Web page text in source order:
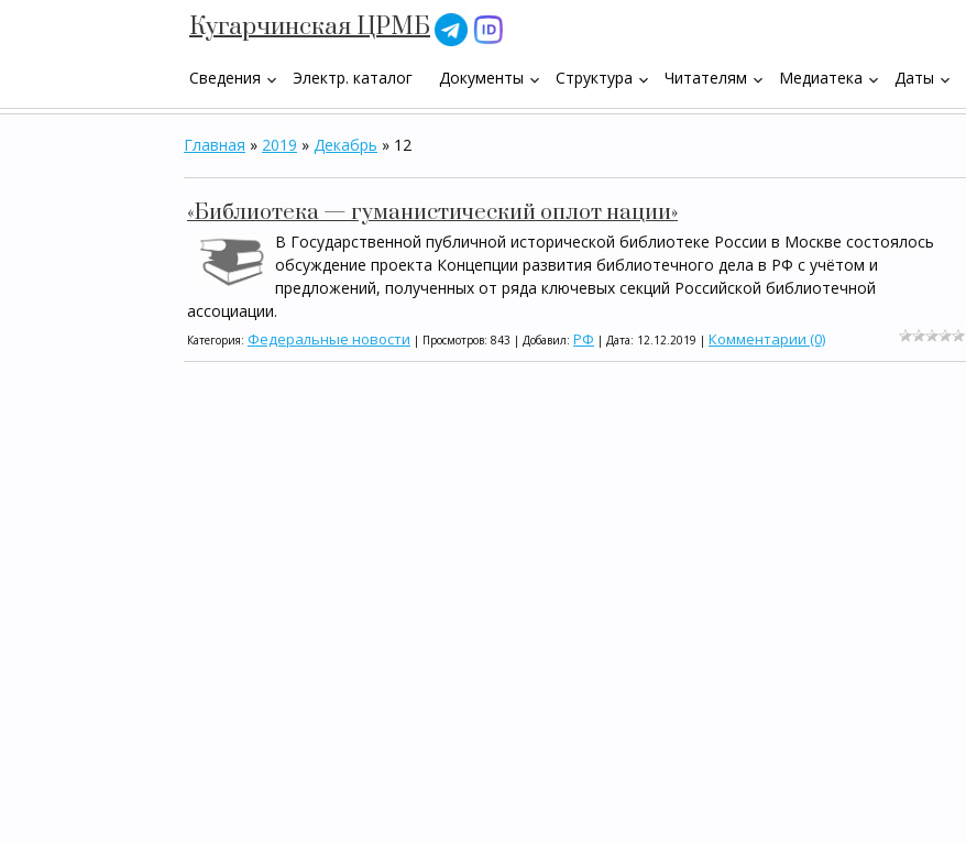
Кугарчинская ЦРМБ
Сведения keyboard_arrow_down Электр. каталог Документы keyboard_arrow_down Структура keyboard_arrow_down Читателям keyboard_arrow_down Медиатека keyboard_arrow_down Даты keyboard_arrow_down
Главная » 2019 » Декабрь » 12
«Библиотека — гуманистический оплот нации»
В Государственной публичной исторической библиотеке России в Москве состоялось
обсуждение проекта Концепции развития библиотечного дела в РФ с учётом и
предложений, полученных от ряда ключевых секций Российской библиотечной
ассоциации.
Категория: Федеральные новости | Просмотров: 843 | Добавил: РФ | Дата: 12.12.2019 | Комментарии (0)